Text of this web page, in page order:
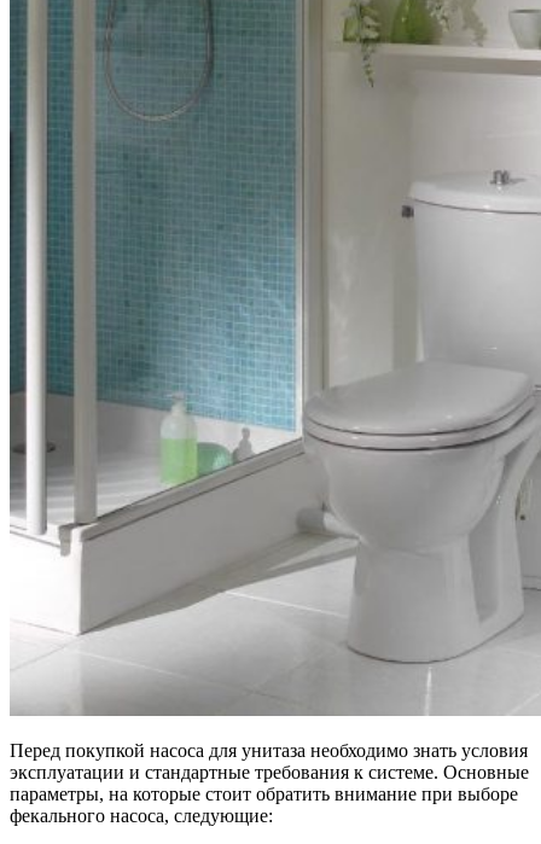
Перед покупкой насоса для унитаза необходимо знать условия
эксплуатации и стандартные требования к системе. Основные
параметры, на которые стоит обратить внимание при выборе
фекального насоса, следующие: